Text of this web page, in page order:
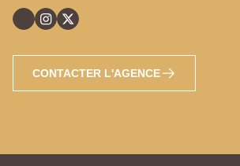
CONTACTER L'AGENCE